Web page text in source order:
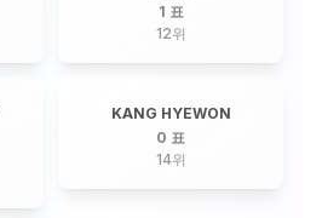
1 표
12위
KANG HYEWON
0 표
14위